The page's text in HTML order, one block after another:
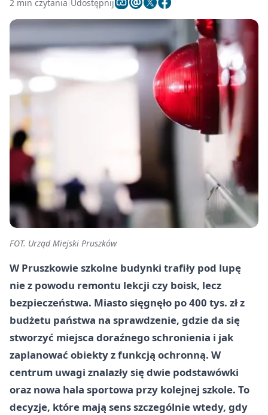
2 min czytania Udostępnij
FOT. Urząd Miejski Pruszków
W Pruszkowie szkolne budynki trafiły pod lupę
nie z powodu remontu lekcji czy boisk, lecz
bezpieczeństwa. Miasto sięgnęło po 400 tys. zł z
budżetu państwa na sprawdzenie, gdzie da się
stworzyć miejsca doraźnego schronienia i jak
zaplanować obiekty z funkcją ochronną. W
centrum uwagi znalazły się dwie podstawówki
oraz nowa hala sportowa przy kolejnej szkole. To
decyzje, które mają sens szczególnie wtedy, gdy